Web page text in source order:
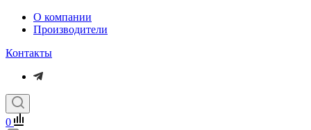
О компании
Производители
Контакты
0